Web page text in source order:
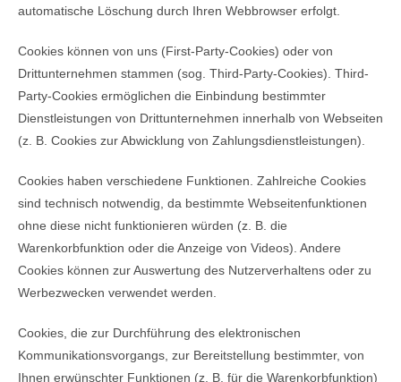
automatische Löschung durch Ihren Webbrowser erfolgt.
Cookies können von uns (First-Party-Cookies) oder von
Drittunternehmen stammen (sog. Third-Party-Cookies). Third-
Party-Cookies ermöglichen die Einbindung bestimmter
Dienstleistungen von Drittunternehmen innerhalb von Webseiten
(z. B. Cookies zur Abwicklung von Zahlungsdienstleistungen).
Cookies haben verschiedene Funktionen. Zahlreiche Cookies
sind technisch notwendig, da bestimmte Webseitenfunktionen
ohne diese nicht funktionieren würden (z. B. die
Warenkorbfunktion oder die Anzeige von Videos). Andere
Cookies können zur Auswertung des Nutzerverhaltens oder zu
Werbezwecken verwendet werden.
Cookies, die zur Durchführung des elektronischen
Kommunikationsvorgangs, zur Bereitstellung bestimmter, von
Ihnen erwünschter Funktionen (z. B. für die Warenkorbfunktion)